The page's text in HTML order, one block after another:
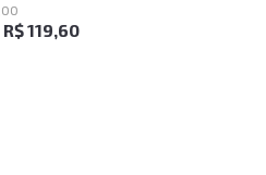
00
R$119,60